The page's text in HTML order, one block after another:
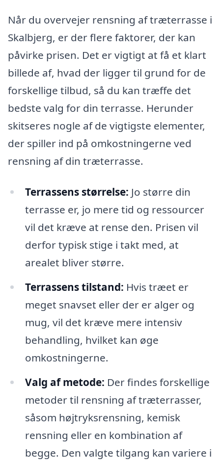
Når du overvejer rensning af træterrasse i
Skalbjerg, er der flere faktorer, der kan
påvirke prisen. Det er vigtigt at få et klart
billede af, hvad der ligger til grund for de
forskellige tilbud, så du kan træffe det
bedste valg for din terrasse. Herunder
skitseres nogle af de vigtigste elementer,
der spiller ind på omkostningerne ved
rensning af din træterrasse.
Terrassens størrelse: Jo større din
terrasse er, jo mere tid og ressourcer
vil det kræve at rense den. Prisen vil
derfor typisk stige i takt med, at
arealet bliver større.
Terrassens tilstand: Hvis træet er
meget snavset eller der er alger og
mug, vil det kræve mere intensiv
behandling, hvilket kan øge
omkostningerne.
Valg af metode: Der findes forskellige
metoder til rensning af træterrasser,
såsom højtryksrensning, kemisk
rensning eller en kombination af
begge. Den valgte tilgang kan variere i